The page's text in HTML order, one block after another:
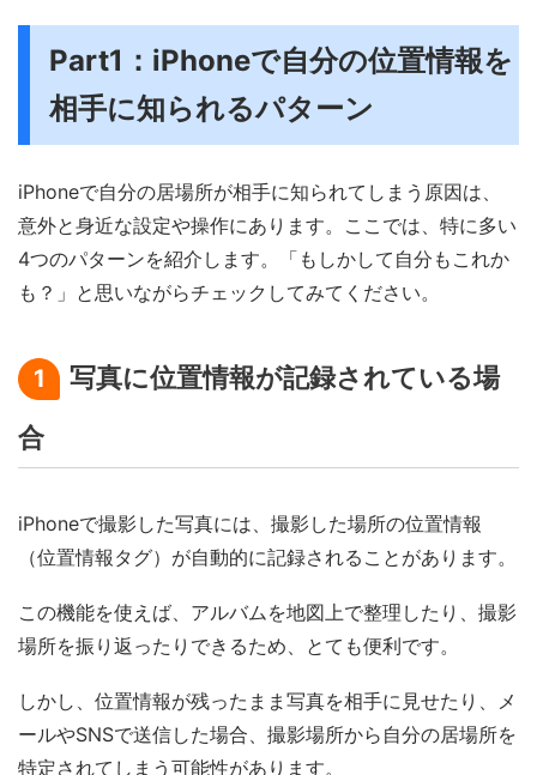
Part1：iPhoneで自分の位置情報を
相手に知られるパターン
iPhoneで自分の居場所が相手に知られてしまう原因は、
意外と身近な設定や操作にあります。ここでは、特に多い
4つのパターンを紹介します。「もしかして自分もこれか
も？」と思いながらチェックしてみてください。
1
写真に位置情報が記録されている場
合
iPhoneで撮影した写真には、撮影した場所の位置情報
（位置情報タグ）が自動的に記録されることがあります。
この機能を使えば、アルバムを地図上で整理したり、撮影
場所を振り返ったりできるため、とても便利です。
しかし、位置情報が残ったまま写真を相手に見せたり、メ
ールやSNSで送信した場合、撮影場所から自分の居場所を
特定されてしまう可能性があります。